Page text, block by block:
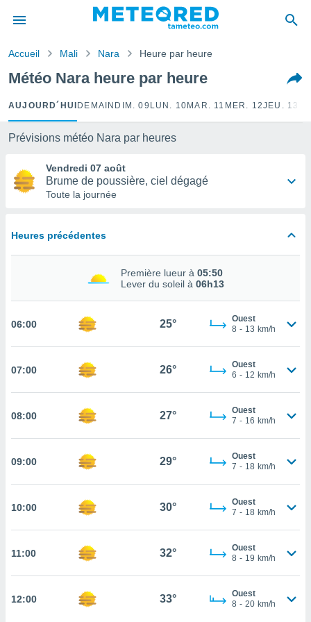
de
a
Vous
des
par le
de
sur
et
ET
PARAMÈTRES
Accueil Mali Nara Heure par heure
Météo Nara heure par heure
AUJOURD´HUI DEMAIN DIM. 09 LUN. 10 MAR. 11 MER. 12JEU. 13
Prévisions météo Nara par heures
Vendredi 07 août
Brume de poussière, ciel dégagé
Toute la journée
Heures précédentes
Première lueur à 05:50
Lever du soleil à 06h13
06:00 25°
Ouest
8 - 13 km/h
07:00 26°
Ouest
6 - 12 km/h
08:00 27°
Ouest
7 - 16 km/h
09:00 29°
Ouest
7 - 18 km/h
10:00 30°
Ouest
7 - 18 km/h
11:00 32°
Ouest
8 - 19 km/h
12:00 33°
Ouest
8 - 20 km/h